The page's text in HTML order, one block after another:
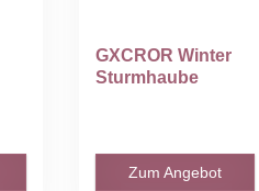
GXCROR Winter
Sturmhaube
Zum Angebot